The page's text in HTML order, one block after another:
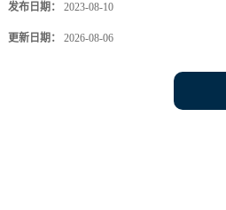
发布日期： 2023-08-10
更新日期： 2026-08-06